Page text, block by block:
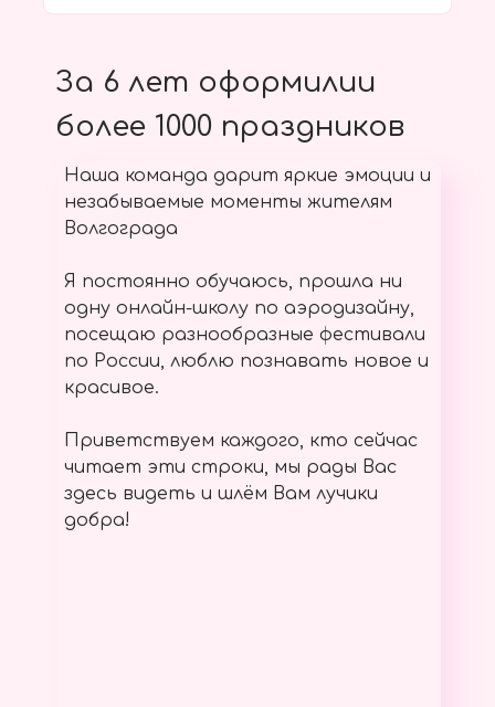
За 6 лет оформилии
более 1000 праздников
Наша команда дарит яркие эмоции и
незабываемые моменты жителям
Волгограда
Я постоянно обучаюсь, прошла ни
одну онлайн-школу по аэродизайну,
посещаю разнообразные фестивали
по России, люблю познавать новое и
красивое.
Приветствуем каждого, кто сейчас
читает эти строки, мы рады Вас
здесь видеть и шлём Вам лучики
добра!